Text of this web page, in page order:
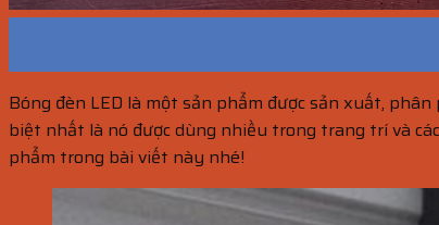
Bóng đèn LED là một sản phẩm được sản xuất,
biệt nhất là nó được dùng nhiều trong trang trí và
phẩm trong bài viết này nhé!